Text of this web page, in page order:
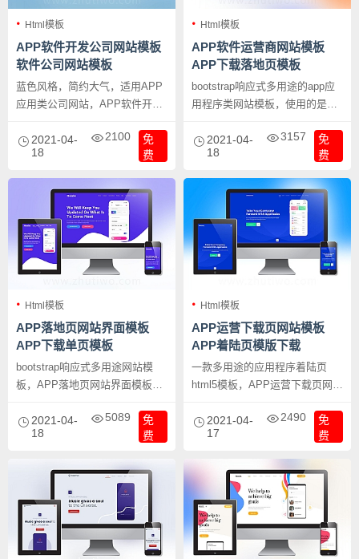
Html模板
APP软件开发公司网站模板
软件公司网站模板
蓝色风格，简约大气，适用APP
应用类公司网站，APP软件开发
板。2021-04-
18
2100
免
费
Html模板
APP软件运营商网站模板
APP下载落地页模板
bootstrap响应式多用途的app应
用程序类网站模板，使用的是
制，完全响应，支持所有现代浏
览器和设备，APP软件运营商网
2021-04-
18
3157
免
费
Html模板
APP落地页网站界面模板
APP下载单页模板
bootstrap响应式多用途网站模
板，APP落地页网站界面模板
运营公司网站单页模板，界面设
计前卫时尚。
2021-04-
18
5089
免
费
Html模板
APP运营下载页网站模板
APP着陆页模版下载
一款多用途的应用程序着陆页
html5模板，APP运营下载页网站
两个单页。适用于：应用程序、
产品和管理面板。所有页面都经
2021-04-
17
2490
免
费